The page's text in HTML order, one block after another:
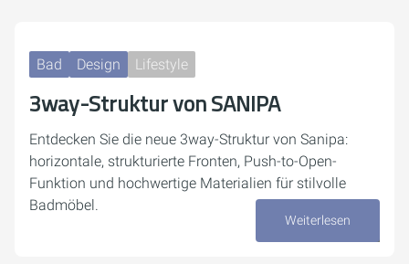
Bad Design Lifestyle
3way-Struktur von SANIPA
Entdecken Sie die neue 3way-Struktur von Sanipa:
horizontale, strukturierte Fronten, Push-to-Open-
Funktion und hochwertige Materialien für stilvolle
Badmöbel.
Weiterlesen